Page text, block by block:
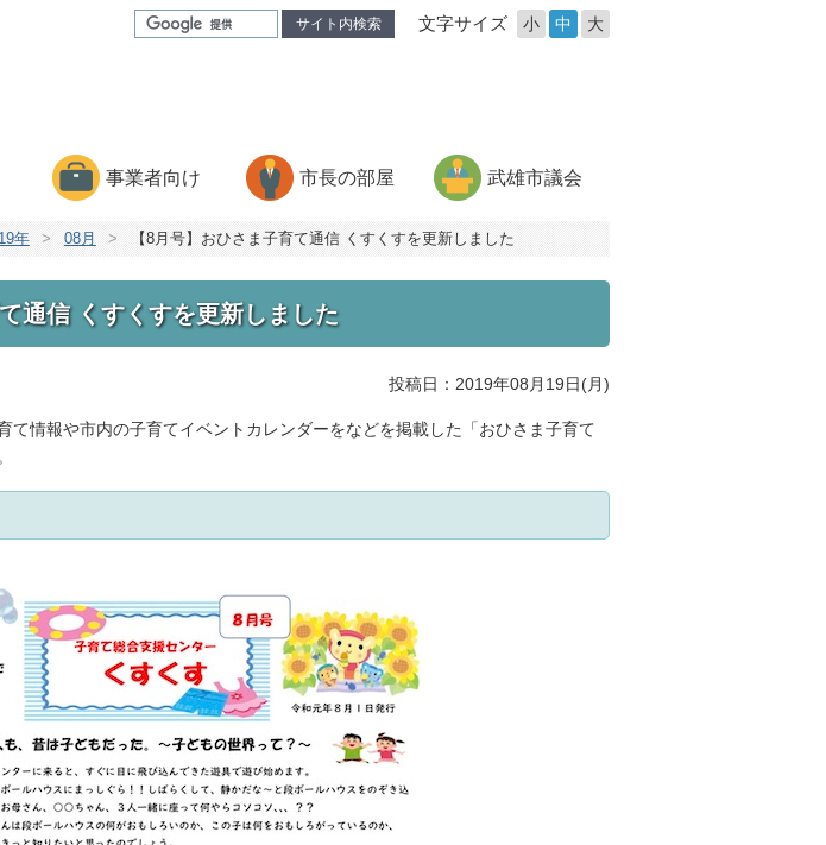
サイト内検索 文字サイズ 小 中 大
事業者向け 市長の部屋 武雄市議会
年 > 08月 > 【8月号】おひさま子育て通信 くすくすを更新しました
通信 くすくすを更新しました
投稿日：2019年08月19日(月)
て情報や市内の子育てイベントカレンダーをなどを掲載した「おひさま子育て